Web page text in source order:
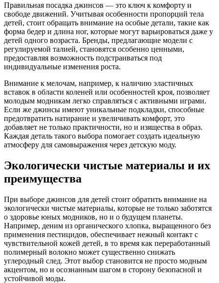
Правильная посадка джинсов — это ключ к комфорту и
свободе движений. Учитывая особенности пропорций тела
детей, стоит обращать внимание на особые детали, такие как
форма бедер и длина ног, которые могут варьироваться даже у
детей одного возраста. Бренды, предлагающие модели с
регулируемой талией, становятся особенно ценными,
предоставляя возможность подстраиваться под
индивидуальные изменения роста.
Внимание к мелочам, например, к наличию эластичных
вставок в области коленей или особенностей кроя, позволяет
молодым модникам легко справляться с активными играми.
Если же джинсы имеют уникальные подкладки, способные
предотвратить натирание и увеличивать комфорт, это
добавляет не только практичности, но и изящества в образ.
Каждая деталь такого выбора помогает создать идеальную
атмосферу для самовыражения через детскую моду.
Экологически чистые материалы и их
преимущества
При выборе джинсов для детей стоит обратить внимание на
экологически чистые материалы, которые не только заботятся
о здоровье юных модников, но и о будущем планеты.
Например, деним из органического хлопка, выращенного без
применения пестицидов, обеспечивает нежный контакт с
чувствительной кожей детей, в то время как переработанный
полимерный волокно может существенно снижать
углеродный след. Этот выбор становится не просто модным
акцентом, но и осознанным шагом в сторону безопасной и
устойчивой моды.